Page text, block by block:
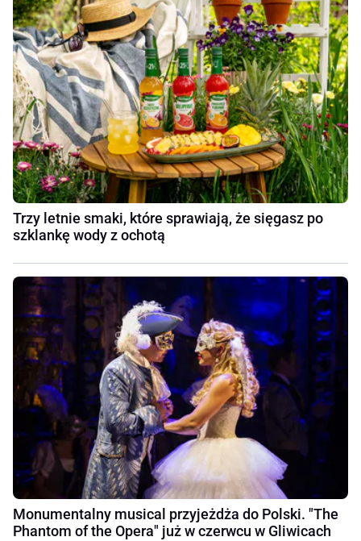
Trzy letnie smaki, które sprawiają, że sięgasz po
szklankę wody z ochotą
Monumentalny musical przyjeżdża do Polski. "The
Phantom of the Opera" już w czerwcu w Gliwicach